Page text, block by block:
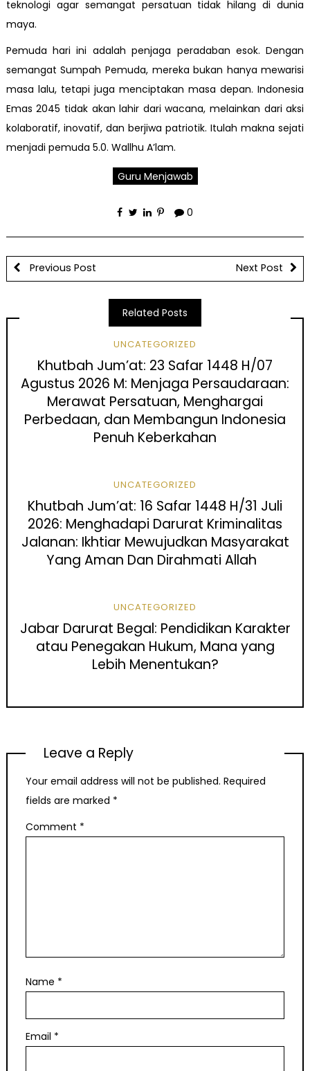
teknologi agar semangat persatuan tidak hilang di dunia
maya.
Pemuda hari ini adalah penjaga peradaban esok. Dengan
semangat Sumpah Pemuda, mereka bukan hanya mewarisi
masa lalu, tetapi juga menciptakan masa depan. Indonesia
Emas 2045 tidak akan lahir dari wacana, melainkan dari aksi
kolaboratif, inovatif, dan berjiwa patriotik. Itulah makna sejati
menjadi pemuda 5.0. Wallhu A’lam.
Guru Menjawab
0
Previous Post Next Post
Related Posts
UNCATEGORIZED
Khutbah Jum’at: 23 Safar 1448 H/07
Agustus 2026 M: Menjaga Persaudaraan:
Merawat Persatuan, Menghargai
Perbedaan, dan Membangun Indonesia
Penuh Keberkahan
UNCATEGORIZED
Khutbah Jum’at: 16 Safar 1448 H/31 Juli
2026: Menghadapi Darurat Kriminalitas
Jalanan: Ikhtiar Mewujudkan Masyarakat
Yang Aman Dan Dirahmati Allah
UNCATEGORIZED
Jabar Darurat Begal: Pendidikan Karakter
atau Penegakan Hukum, Mana yang
Lebih Menentukan?
Leave a Reply
Your email address will not be published. Required
fields are marked *
Comment *
Name *
Email *